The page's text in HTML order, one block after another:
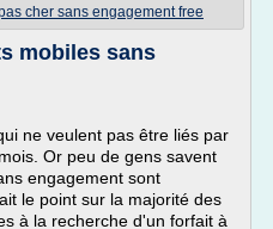
cher sans engagement free
mobiles sans
ne veulent pas être liés par
Or peu de gens savent
engagement sont
le point sur la majorité des
à la recherche d'un forfait à